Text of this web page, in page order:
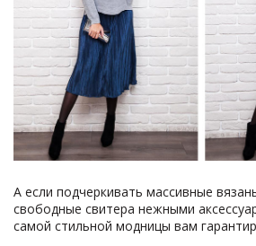
А если подчеркивать массивные
свободные свитера нежными
самой стильной модницы вам